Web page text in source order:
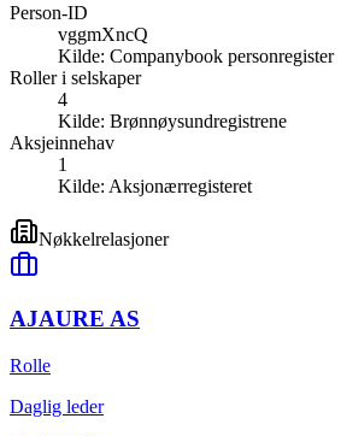
Person-ID
vggmXncQ
Kilde: Companybook personregister
Roller i selskaper
4
Kilde: Brønnøysundregistrene
Aksjeinnehav
1
Kilde: Aksjonærregisteret
Nøkkelrelasjoner
AJAURE AS
Rolle
Daglig leder